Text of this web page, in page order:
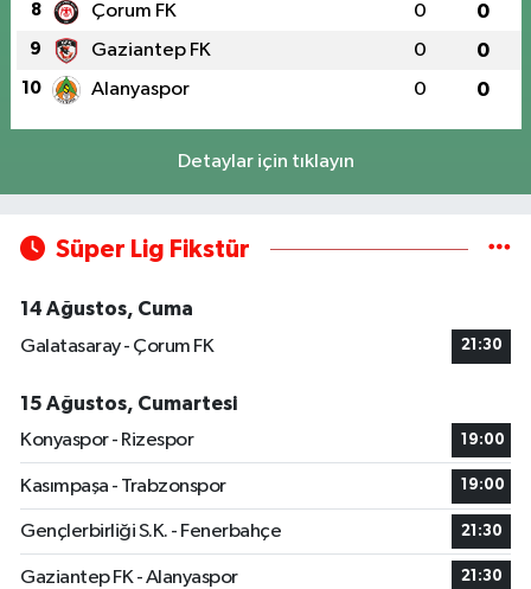
8 Çorum FK 0 0
9 Gaziantep FK 0 0
10 Alanyaspor 0 0
Detaylar için tıklayın
Süper Lig Fikstür
14 Ağustos, Cuma
Galatasaray - Çorum FK
21:30
15 Ağustos, Cumartesi
Konyaspor - Rizespor
19:00
Kasımpaşa - Trabzonspor 19:00
Gençlerbirliği S.K. - Fenerbahçe 21:30
Gaziantep FK - Alanyaspor 21:30